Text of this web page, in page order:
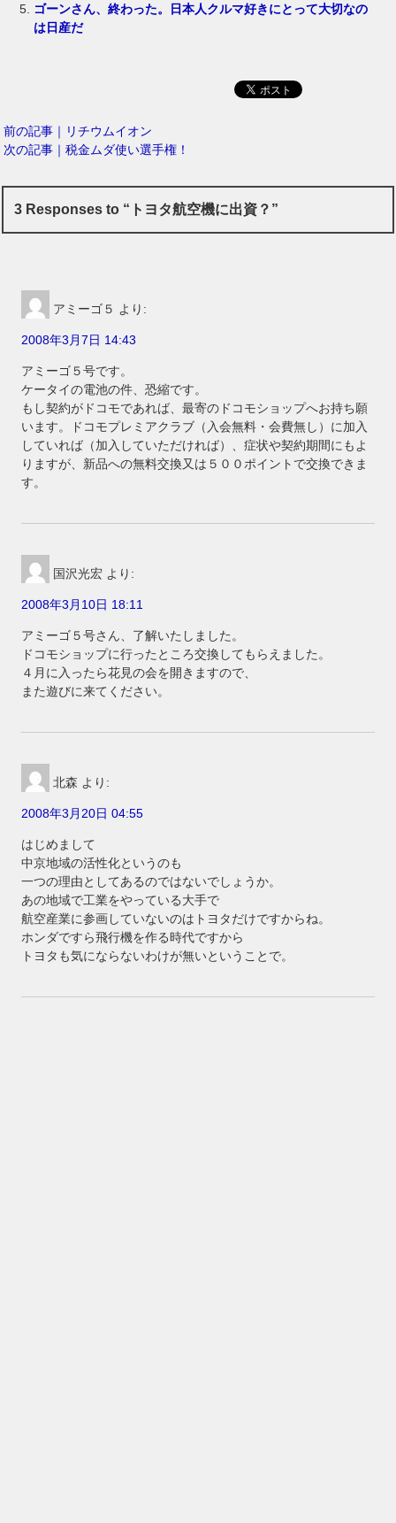
ゴーンさん、終わった。日本人クルマ好きにとって大切なの
は日産だ
前の記事｜リチウムイオン
次の記事｜税金ムダ使い選手権！
3 Responses to “トヨタ航空機に出資？”
アミーゴ５ より:
2008年3月7日 14:43
アミーゴ５号です。
ケータイの電池の件、恐縮です。
もし契約がドコモであれば、最寄のドコモショップへお持ち願
います。ドコモプレミアクラブ（入会無料・会費無し）に加入
していれば（加入していただければ）、症状や契約期間にもよ
りますが、新品への無料交換又は５００ポイントで交換できま
す。
国沢光宏 より:
2008年3月10日 18:11
アミーゴ５号さん、了解いたしました。
ドコモショップに行ったところ交換してもらえました。
４月に入ったら花見の会を開きますので、
また遊びに来てください。
北森 より:
2008年3月20日 04:55
はじめまして
中京地域の活性化というのも
一つの理由としてあるのではないでしょうか。
あの地域で工業をやっている大手で
航空産業に参画していないのはトヨタだけですからね。
ホンダですら飛行機を作る時代ですから
トヨタも気にならないわけが無いということで。